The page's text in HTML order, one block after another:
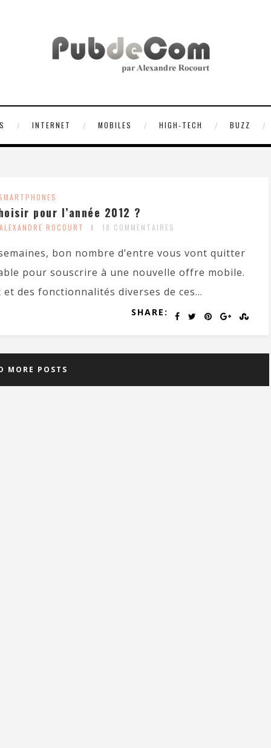
INTERNET MOBILES HIGH-TECH BUZZ
pour l’année 2012 ?
ROCOURT 18 COMMENTAIRES
bon nombre d’entre vous vont quitter
pour souscrire à une nouvelle offre mobile.
des fonctionnalités diverses de ces...
SHARE:
MORE POSTS